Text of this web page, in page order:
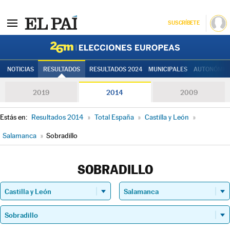
SUSCRÍBETE
NOTICIAS RESULTADOS RESULTADOS 2024 MUNICIPALES
2019 2014 2009
Estás en: Resultados 2014 » Total España » Castilla y León »
Salamanca » Sobradillo
SOBRADILLO